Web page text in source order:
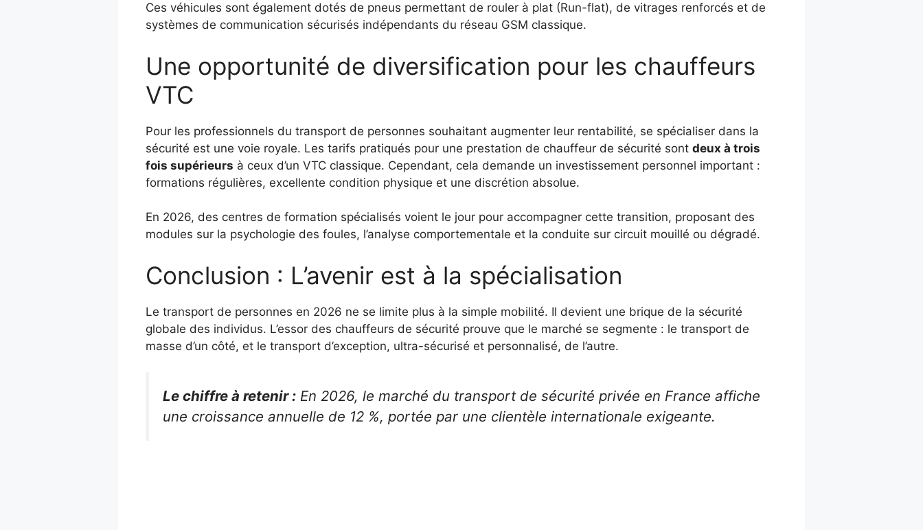
Ces véhicules sont également dotés de pneus permettant de rouler à plat (Run-flat), de vitrages renforcés et de
systèmes de communication sécurisés indépendants du réseau GSM classique.
Une opportunité de diversification pour les chauffeurs
VTC
Pour les professionnels du transport de personnes souhaitant augmenter leur rentabilité, se spécialiser dans la
sécurité est une voie royale. Les tarifs pratiqués pour une prestation de chauffeur de sécurité sont deux à trois
fois supérieurs à ceux d’un VTC classique. Cependant, cela demande un investissement personnel important :
formations régulières, excellente condition physique et une discrétion absolue.
En 2026, des centres de formation spécialisés voient le jour pour accompagner cette transition, proposant des
modules sur la psychologie des foules, l’analyse comportementale et la conduite sur circuit mouillé ou dégradé.
Conclusion : L’avenir est à la spécialisation
Le transport de personnes en 2026 ne se limite plus à la simple mobilité. Il devient une brique de la sécurité
globale des individus. L’essor des chauffeurs de sécurité prouve que le marché se segmente : le transport de
masse d’un côté, et le transport d’exception, ultra-sécurisé et personnalisé, de l’autre.
Le chiffre à retenir : En 2026, le marché du transport de sécurité privée en France affiche
une croissance annuelle de 12 %, portée par une clientèle internationale exigeante.